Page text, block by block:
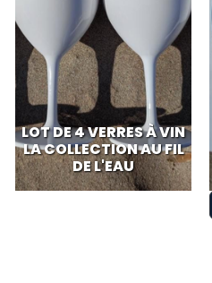
LOT DE 4 VERRES À VIN
LA COLLECTION AU FIL
DE L'EAU